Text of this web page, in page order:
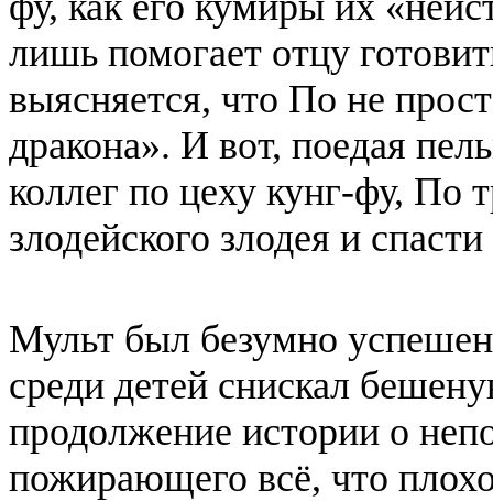
лишь помогает отцу
выясняется, что По не
дракона». И вот, поедая
коллег по цеху кунг-фу, По
злодейского злодея и
Мульт был безумно
среди детей снискал
продолжение истории о
пожирающего всё, что